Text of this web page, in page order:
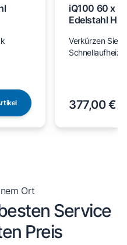
iQ100 60 x
Edelstahl
Verkürzen Sie
377,00 €
Ort
Service
Preis